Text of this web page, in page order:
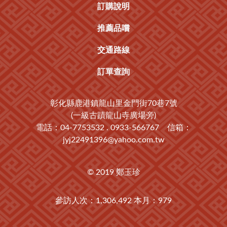
訂購說明
推薦品嚐
交通路線
訂單查詢
彰化縣鹿港鎮龍山里金門街70巷7號
(一級古蹟龍山寺廣場旁)
電話：04-7753532 . 0933-566767 信箱：
jyj22491396@yahoo.com.tw
© 2019鄭玉珍
參訪人次：1,306,492 本月：979